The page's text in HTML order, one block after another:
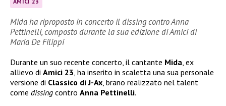
Mida ha riproposto in concerto il dissing contro Anna
Pettinelli, composto durante la sua edizione di Amici di
Maria De Filippi
Durante un suo recente concerto, il cantante Mida , ex
allievo di Amici 23 , ha inserito in scaletta una sua personale
versione di Classico di J-Ax , brano realizzato nel talent
come dissing contro Anna Pettinelli.